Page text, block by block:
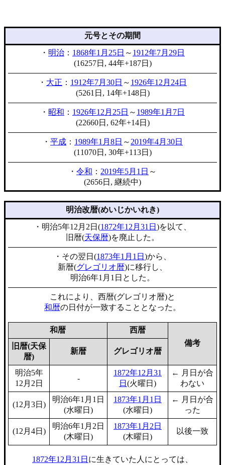
元号とその期間
・ 明治 ： 1868年1月25日 ～ 1912年7月29日
(16257日, 44年+187日)
・ 大正 ： 1912年7月30日 ～ 1926年12月24日
(5261日, 14年+148日)
・ 昭和 ： 1926年12月25日 ～ 1989年1月7日
(22660日, 62年+14日)
・ 平成 ： 1989年1月8日 ～ 2019年4月30日
(11070日, 30年+113日)
・ 令和 ： 2019年5月1日 ～
(2656日, 継続中)
明治改暦(めいじかいれき)
・明治5年12月2日(1872年12月31日 )を以て、
旧暦(天保暦)を廃止した。
・その翌日(1873年1月1日 )から、
新暦(グレゴリオ暦)に移行し、
明治6年1月1日とした。
これにより、西暦(グレゴリオ暦)と
和暦の日付が一致することとなった。
和暦
西暦
備考
旧暦(天保
暦)
新暦 グレゴリオ暦
明治5年
12月2日
-
1872年12月31
日 (火曜日)
← 月日が合
わない
(12月3日)
明治6年1月1日
(水曜日)
1873年1月1日
(水曜日)
← 月日が合
った
(12月4日)
明治6年1月2日
(木曜日)
1873年1月2日
(木曜日)
以後一致
1872年12月31日 に生きていた人にとっては、